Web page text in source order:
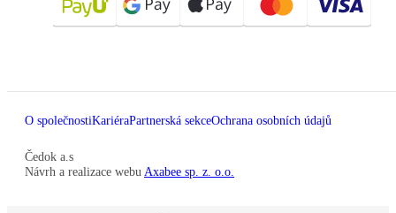
O společnostiKariéraPartnerská sekceOchrana osobních údajů
Čedok a.s
Návrh a realizace webu Axabee sp. z. o.o.